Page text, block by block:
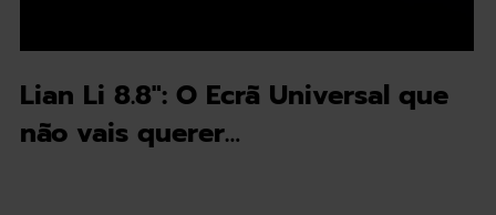
Lian Li 8.8": O Ecrã Universal que
não vais querer…